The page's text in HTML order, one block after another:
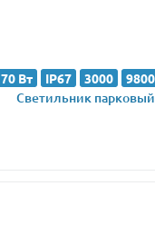
70 Вт IP67 3000 9800
Светильник